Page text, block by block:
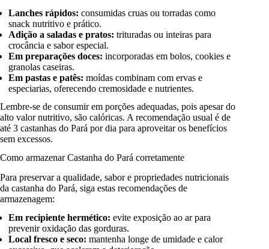
Lanches rápidos: consumidas cruas ou torradas como
snack nutritivo e prático.
Adição a saladas e pratos: trituradas ou inteiras para
crocância e sabor especial.
Em preparações doces: incorporadas em bolos, cookies e
granolas caseiras.
Em pastas e patês: moídas combinam com ervas e
especiarias, oferecendo cremosidade e nutrientes.
Lembre-se de consumir em porções adequadas, pois apesar do
alto valor nutritivo, são calóricas. A recomendação usual é de
até 3 castanhas do Pará por dia para aproveitar os benefícios
sem excessos.
Como armazenar Castanha do Pará corretamente
Para preservar a qualidade, sabor e propriedades nutricionais
da castanha do Pará, siga estas recomendações de
armazenagem:
Em recipiente hermético: evite exposição ao ar para
prevenir oxidação das gorduras.
Local fresco e seco: mantenha longe de umidade e calor